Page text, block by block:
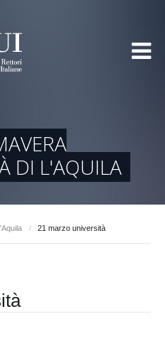
DI L'AQUILA
/ 21 marzo università